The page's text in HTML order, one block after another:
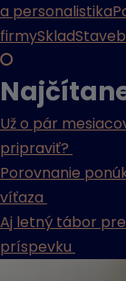
a personalistika
firmySklad
Už o pár
pripraviť?
Porovnanie
víťaza
Aj letný tábor
príspevku